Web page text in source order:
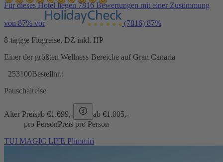
Für dieses Hotel liegen 7816 Bewertungen mit einer Zustimmung
von 87% vor (7816) 87%
8-tägige Flugreise, DZ inkl. HP
Einer der größten Wellness-Bereiche auf Gran Canaria
253100Bestellnr.:
Pauschalreise
Alter Preisab €1.699,- ab €1.005,-
pro PersonPreis pro Person
TUI MAGIC LIFE Plimmiri